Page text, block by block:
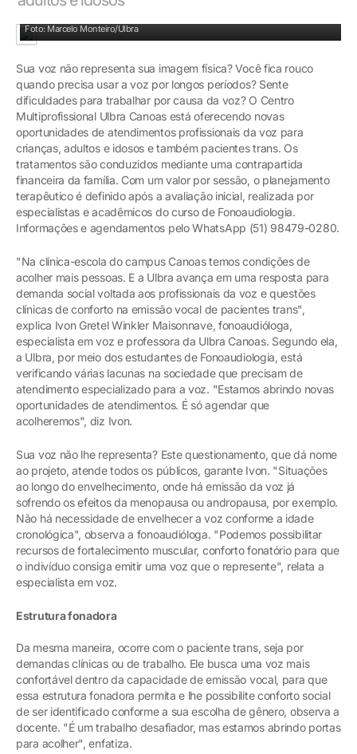
Foto: Marcelo Monteiro/Ulbra
Sua voz não representa sua imagem física? Você fica rouco
quando precisa usar a voz por longos períodos? Sente
dificuldades para trabalhar por causa da voz? O Centro
Multiprofissional Ulbra Canoas está oferecendo novas
oportunidades de atendimentos profissionais da voz para
crianças, adultos e idosos e também pacientes trans. Os
tratamentos são conduzidos mediante uma contrapartida
financeira da família. Com um valor por sessão, o planejamento
terapêutico é definido após a avaliação inicial, realizada por
especialistas e acadêmicos do curso de Fonoaudiologia.
Informações e agendamentos pelo WhatsApp (51) 98479-0280.
"Na clínica-escola do campus Canoas temos condições de
acolher mais pessoas. E a Ulbra avança em uma resposta para
demanda social voltada aos profissionais da voz e questões
clínicas de conforto na emissão vocal de pacientes trans",
explica Ivon Gretel Winkler Maisonnave, fonoaudióloga,
especialista em voz e professora da Ulbra Canoas. Segundo ela,
a Ulbra, por meio dos estudantes de Fonoaudiologia, está
verificando várias lacunas na sociedade que precisam de
atendimento especializado para a voz. "Estamos abrindo novas
oportunidades de atendimentos. É só agendar que
acolheremos", diz Ivon.
Sua voz não lhe representa? Este questionamento, que dá nome
ao projeto, atende todos os públicos, garante Ivon. "Situações
ao longo do envelhecimento, onde há emissão da voz já
sofrendo os efeitos da menopausa ou andropausa, por exemplo.
Não há necessidade de envelhecer a voz conforme a idade
cronológica", observa a fonoaudióloga. "Podemos possibilitar
recursos de fortalecimento muscular, conforto fonatório para que
o indivíduo consiga emitir uma voz que o represente", relata a
especialista em voz.
Estrutura fonadora
Da mesma maneira, ocorre com o paciente trans, seja por
demandas clínicas ou de trabalho. Ele busca uma voz mais
confortável dentro da capacidade de emissão vocal, para que
essa estrutura fonadora permita e lhe possibilite conforto social
de ser identificado conforme a sua escolha de gênero, observa a
docente. "É um trabalho desafiador, mas estamos abrindo portas
para acolher", enfatiza.